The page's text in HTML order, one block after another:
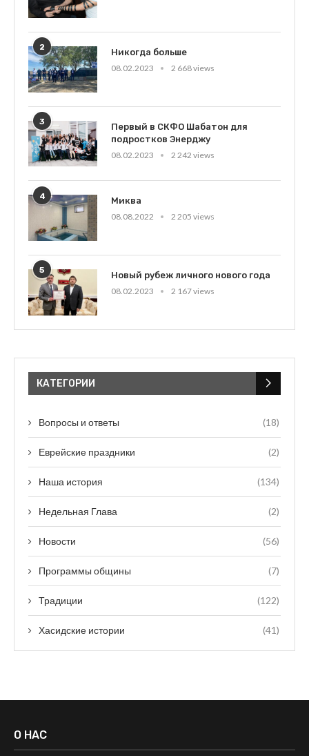
2
Никогда больше
08.02.2023
2 668 views
3
Первый в СКФО Шабатон для
подростков Энерджу
08.02.2023
2 242 views
4
Миква
08.08.2022
2 205 views
5
Новый рубеж личного нового года
08.02.2023
2 167 views
КАТЕГОРИИ
Вопросы и ответы (18)
Еврейские праздники (2)
Наша история (134)
Недельная Глава (2)
Новости (56)
Программы общины (7)
Традиции (122)
Хасидские истории (41)
О НАС